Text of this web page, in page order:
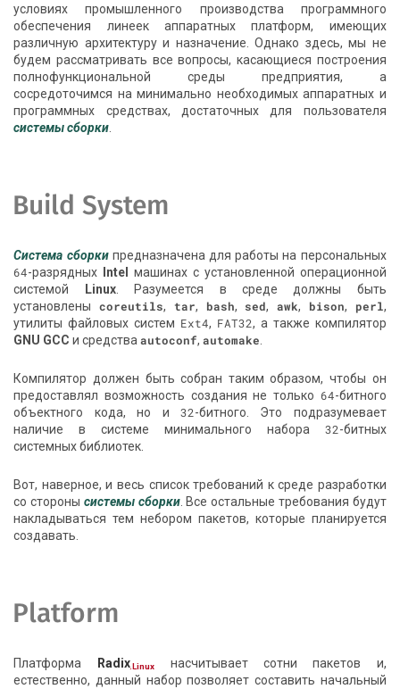
условиях промышленного производства программного
обеспечения линеек аппаратных платформ, имеющих
различную архитектуру и назначение. Однако здесь, мы не
будем рассматривать все вопросы, касающиеся построения
полнофункциональной среды предприятия, а
сосредоточимся на минимально необходимых аппаратных и
программных средствах, достаточных для пользователя
системы сборки
Build System
Система сборкипредназначена для работы на персональных
64-разрядных Intel
машинах с установленной операционной
системой
Linux. Разумеется в среде должны быть
установленыcoreutils, tar, bash, sed,awk, bison, perl,
утилиты файловых систем Ext4, FAT32, а также компилятор
GNU GCC и средстваautoconf,automake
Компилятор должен быть собран таким образом, чтобы он
предоставлял возможность создания не только 64-битного
объектного кода, но и 32-битного. Это подразумевает
наличие в системе минимального набора 32-битных
системных библиотек.
Вот, наверное, и весь список требований к среде разработки
со стороны системы сборки. Все остальные требования будут
накладываться тем небором пакетов, которые планируется
создавать.
Platform
Платформа Radix.Linux
насчитывает сотни пакетов и,
естественно, данный набор позволяет составить начальный